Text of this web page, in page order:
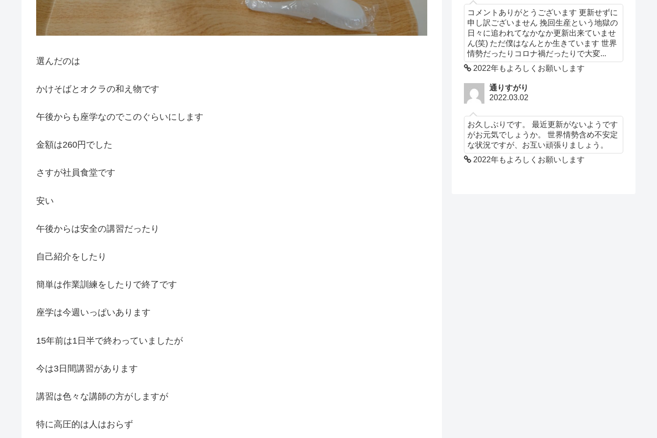
選んだのは
かけそばとオクラの和え物です
午後からも座学なのでこのぐらいにします
金額は260円でした
さすが社員食堂です
安い
午後からは安全の講習だったり
自己紹介をしたり
簡単は作業訓練をしたりで終了です
座学は今週いっぱいあります
15年前は1日半で終わっていましたが
今は3日間講習があります
講習は色々な講師の方がしますが
特に高圧的は人はおらず
コメントありがとうございます 更新せずに
申し訳ございません 挽回生産という地獄の
日々に追われてなかなか更新出来ていませ
ん(笑) ただ僕はなんとか生きています 世界
情勢だったりコロナ禍だったりで大変...
2022年もよろしくお願いします
通りすがり
2022.03.02
お久しぶりです。 最近更新がないようです
がお元気でしょうか。 世界情勢含め不安定
な状況ですが、お互い頑張りましょう。
2022年もよろしくお願いします